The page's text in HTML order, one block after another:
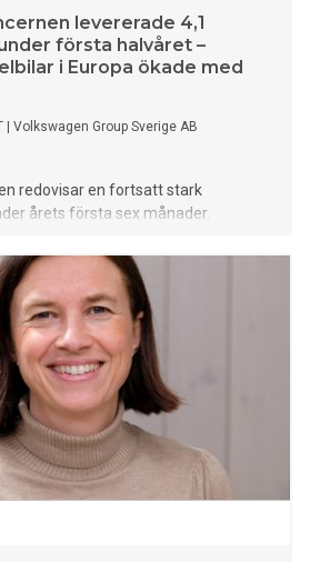
levererade 4,1
första halvåret –
i Europa ökade med
Volkswagen Group Sverige AB
redovisar en fortsatt stark
årets första sex månader.
och koncernen befäster sin
för elbilar i Europa.